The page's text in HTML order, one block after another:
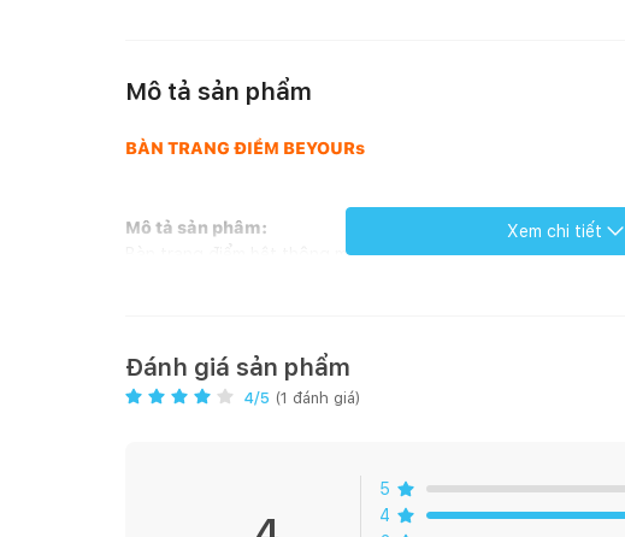
Mô tả sản phẩm
BÀN TRANG ĐIỂM BEYOURs
Mô tả sản phâm:
Bàn trang điểm bệt thông minh thiết kế gương gập là loại bàn
gian. Giờ đây, bàn trang điểm giấu gương sẽ giúp bạn sắp
hữu bàn trang điểm ngồi bệt gấp gọn sẽ giúp phòng ngủ của
Xem chi tiết
Đánh giá sản phẩm
4/5 (1 đánh giá)
5
4